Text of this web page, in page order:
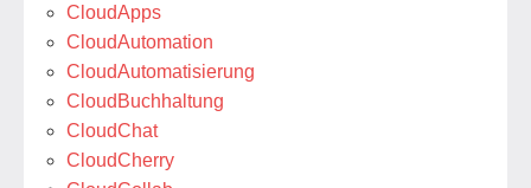
CloudApps
CloudAutomation
CloudAutomatisierung
CloudBuchhaltung
CloudChat
CloudCherry